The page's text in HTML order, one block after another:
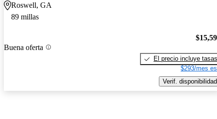
Roswell, GA
89 millas
Buena oferta
El precio incluye tasas
$293/mes
Verif. disponibilidad